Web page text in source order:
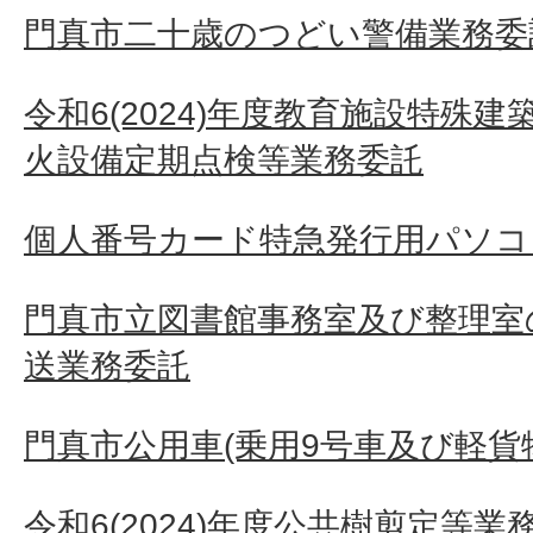
門真市二十歳のつどい警備業務
令和6(2024)年度教育施設特殊建
火設備定期点検等業務委託
個人番号カード特急発行用パソ
門真市立図書館事務室及び整理
送業務委託
門真市公用車(乗用9号車及び軽
令和6(2024)年度公共樹剪定等業